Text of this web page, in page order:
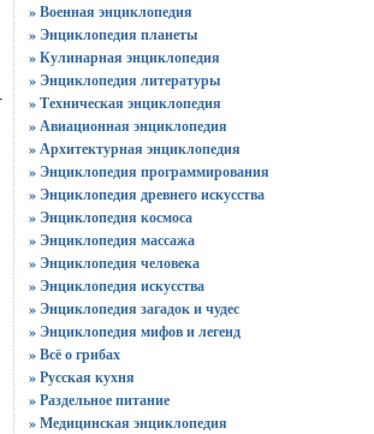
» Военная энциклопедия
» Энциклопедия планеты
» Кулинарная энциклопедия
» Энциклопедия литературы
» Техническая энциклопедия
» Авиационная энциклопедия
» Архитектурная энциклопедия
» Энциклопедия программирования
» Энциклопедия древнего искусства
» Энциклопедия космоса
» Энциклопедия массажа
» Энциклопедия человека
» Энциклопедия искусства
» Энциклопедия загадок и чудес
» Энциклопедия мифов и легенд
» Всё о грибах
» Русская кухня
» Раздельное питание
» Медицинская энциклопедия